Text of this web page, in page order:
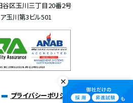
谷区玉川三丁目20番2号
玉川第3ビル501
プライバシーポリシー